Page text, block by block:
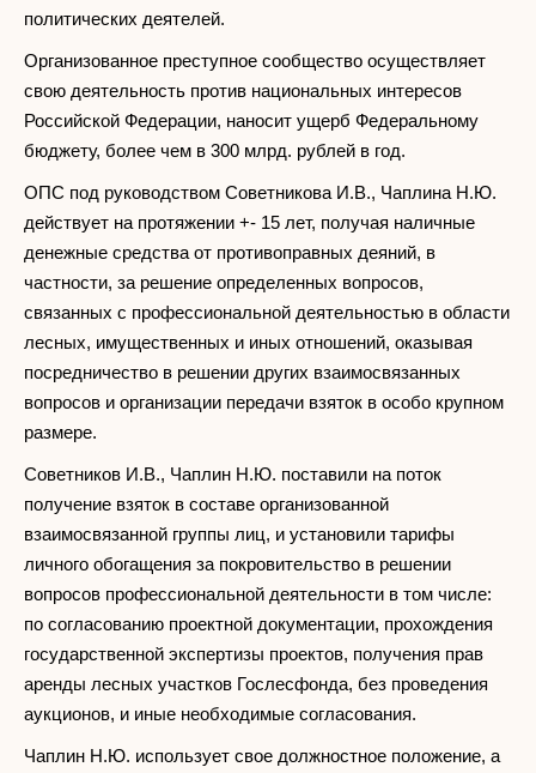
политических деятелей.
Организованное преступное сообщество осуществляет
свою деятельность против национальных интересов
Российской Федерации, наносит ущерб Федеральному
бюджету, более чем в 300 млрд. рублей в год.
ОПС под руководством Советникова И.В., Чаплина Н.Ю.
действует на протяжении +- 15 лет, получая наличные
денежные средства от противоправных деяний, в
частности, за решение определенных вопросов,
связанных с профессиональной деятельностью в области
лесных, имущественных и иных отношений, оказывая
посредничество в решении других взаимосвязанных
вопросов и организации передачи взяток в особо крупном
размере.
Советников И.В., Чаплин Н.Ю. поставили на поток
получение взяток в составе организованной
взаимосвязанной группы лиц, и установили тарифы
личного обогащения за покровительство в решении
вопросов профессиональной деятельности в том числе:
по согласованию проектной документации, прохождения
государственной экспертизы проектов, получения прав
аренды лесных участков Гослесфонда, без проведения
аукционов, и иные необходимые согласования.
Чаплин Н.Ю. использует свое должностное положение, а